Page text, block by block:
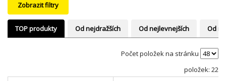
Zobrazit filtry
TOP produkty Od nejdražších Od nejlevnejších Od
Počet položek na stránku
položek: 22